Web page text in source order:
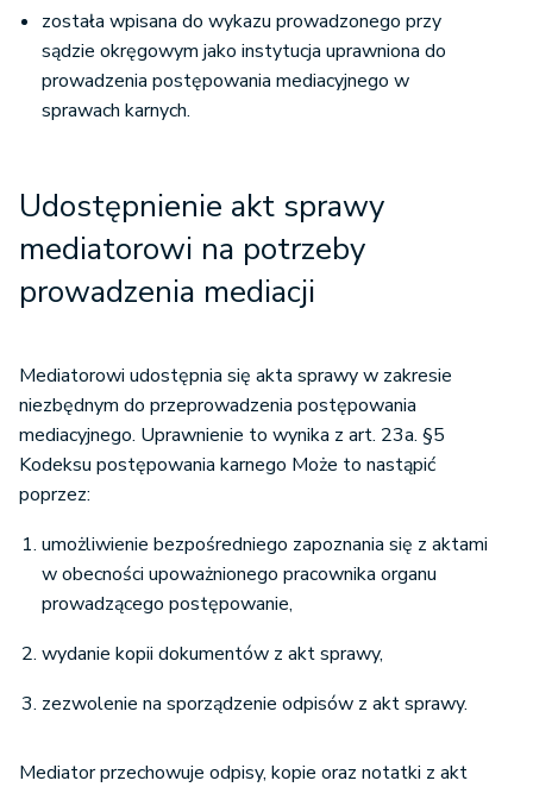
została wpisana do wykazu prowadzonego przy
sądzie okręgowym jako instytucja uprawniona do
prowadzenia postępowania mediacyjnego w
sprawach karnych.
Udostępnienie akt sprawy
mediatorowi na potrzeby
prowadzenia mediacji
Mediatorowi udostępnia się akta sprawy w zakresie
niezbędnym do przeprowadzenia postępowania
mediacyjnego. Uprawnienie to wynika z art. 23a. §5
Kodeksu postępowania karnego Może to nastąpić
poprzez:
umożliwienie bezpośredniego zapoznania się z aktami
w obecności upoważnionego pracownika organu
prowadzącego postępowanie,
wydanie kopii dokumentów z akt sprawy,
zezwolenie na sporządzenie odpisów z akt sprawy.
Mediator przechowuje odpisy, kopie oraz notatki z akt